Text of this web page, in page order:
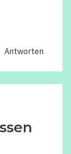
Antworten